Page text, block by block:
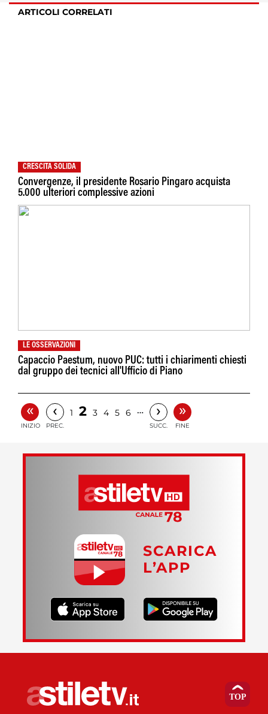
ARTICOLI CORRELATI
CRESCITA SOLIDA
Convergenze, il presidente Rosario Pingaro acquista
5.000 ulteriori complessive azioni
LE OSSERVAZIONI
Capaccio Paestum, nuovo PUC: tutti i chiarimenti chiesti
dal gruppo dei tecnici all'Ufficio di Piano
«
INIZIO
‹
PREC.
1 2 3 4 5 6 … ›
SUCC.
»
FINE
SCARICA
L’APP